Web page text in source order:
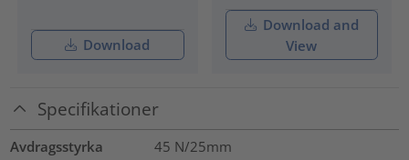
Download
Download and
View
Specifikationer
Avdragsstyrka
45 N/25mm